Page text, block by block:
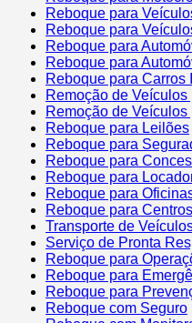
Reboque para
Reboque para
Reboque para
Reboque para
Reboque para Carros
Remoção de
Remoção de Veículos
Reboque para Leilões
Reboque para
Reboque para
Reboque para
Reboque para
Reboque para
Transporte de
Serviço de Pronta
Reboque para
Reboque para
Reboque para
Reboque com Seguro